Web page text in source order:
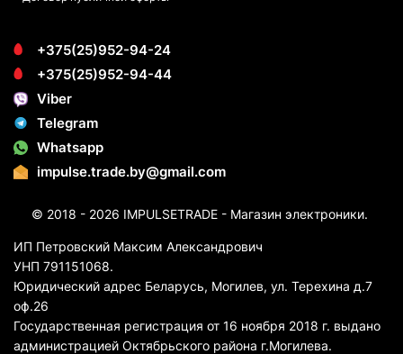
+375(25)952-94-24
+375(25)952-94-44
Viber
Telegram
Whatsapp
impulse.trade.by@gmail.com
© 2018 - 2026 IMPULSETRADE - Магазин электроники.
ИП Петровский Максим Александрович
УНП 791151068.
Юридический адрес Беларусь, Могилев, ул. Терехина д.7
оф.26
Государственная регистрация от 16 ноября 2018 г. выдано
администрацией Октябрьского района г.Могилева.